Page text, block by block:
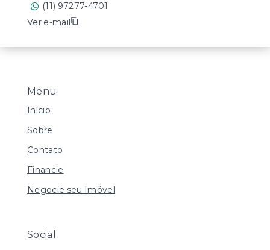
Menu
Início
Sobre
Contato
Financie
Negocie seu Imóvel
Social
(11) 97277-4701
Ver e-mail